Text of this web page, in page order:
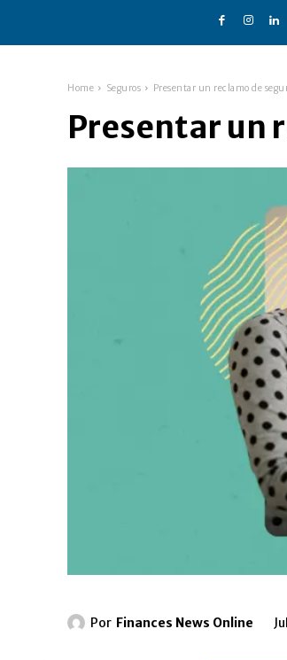
Home Seguros Presentar un reclamo de
Presentar un
Por Finances News Online